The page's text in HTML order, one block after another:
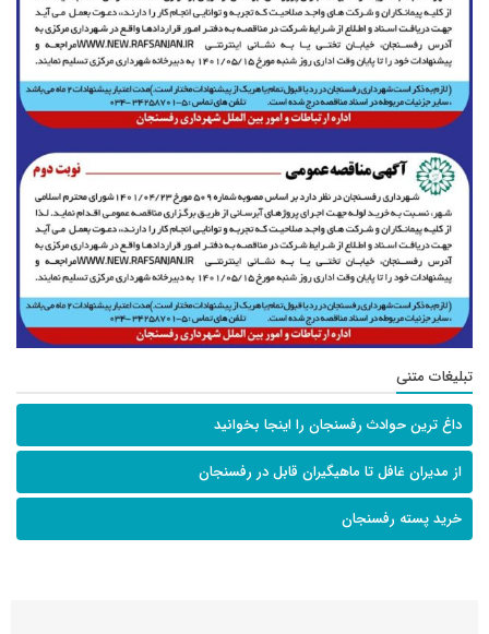
تبلیغات متنی
داغ ترین حوادث رفسنجان را اینجا بخوانید
از مدیران غافل تا ماهیگیران قابل در رفسنجان
خرید پسته رفسنجان